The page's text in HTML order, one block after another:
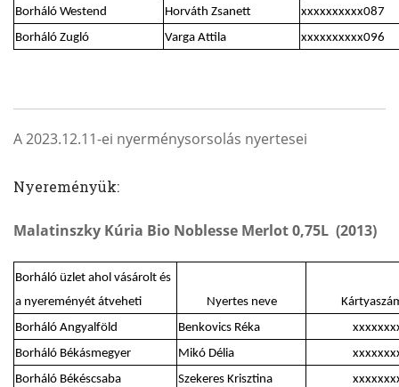
Borháló Westend
Horváth Zsanett
xxxxxxxxxx087
Borháló Zugló
Varga Attila xxxxxxxxxx096
A 2023.12.11-ei nyerménysorsolás nyertesei
Nyereményük:
Malatinszky Kúria Bio Noblesse Merlot 0,75L (2013)
Borháló üzlet ahol vásárolt és
a nyereményét átveheti
Nyertes neve
Borháló Angyalföld
Benkovics Réka
Borháló Békásmegyer
Mikó Délia
Borháló Békéscsaba
Szekeres Krisztina